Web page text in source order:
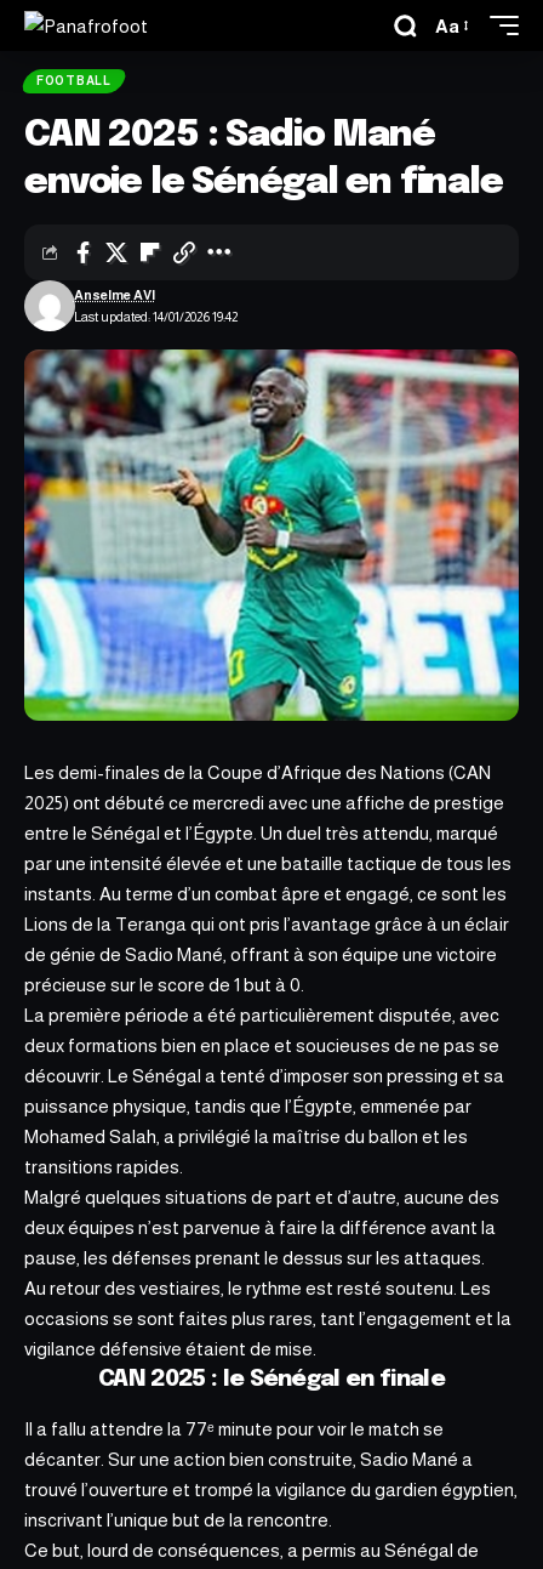
Aa
FOOTBALL
CAN 2025 : Sadio Mané
envoie le Sénégal en finale
Last updated: 14/01/2026 19:42
Anselme AVI
Les demi-finales de la Coupe d’Afrique des Nations (CAN
2025) ont débuté ce mercredi avec une affiche de prestige
entre le Sénégal et l’Égypte. Un duel très attendu, marqué
par une intensité élevée et une bataille tactique de tous les
instants. Au terme d’un combat âpre et engagé, ce sont les
Lions de la Teranga qui ont pris l’avantage grâce à un éclair
de génie de Sadio Mané, offrant à son équipe une victoire
précieuse sur le score de 1 but à 0.
La première période a été particulièrement disputée, avec
deux formations bien en place et soucieuses de ne pas se
découvrir. Le Sénégal a tenté d’imposer son pressing et sa
puissance physique, tandis que l’Égypte, emmenée par
Mohamed Salah, a privilégié la maîtrise du ballon et les
transitions rapides.
Malgré quelques situations de part et d’autre, aucune des
deux équipes n’est parvenue à faire la différence avant la
pause, les défenses prenant le dessus sur les attaques.
Au retour des vestiaires, le rythme est resté soutenu. Les
occasions se sont faites plus rares, tant l’engagement et la
vigilance défensive étaient de mise.
CAN 2025 : le Sénégal en finale
Il a fallu attendre la 77ᵉ minute pour voir le match se
décanter. Sur une action bien construite, Sadio Mané a
trouvé l’ouverture et trompé la vigilance du gardien égyptien,
inscrivant l’unique but de la rencontre.
Ce but, lourd de conséquences, a permis au Sénégal de